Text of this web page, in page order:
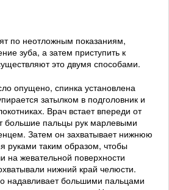
по неотложным показаниям,
зуба, а затем приступить к
это двумя способами.
опущено, спинка установлена
затылком в подголовник и
Врач встает впереди от
большие пальцы рук марлевыми
Затем он захватывает нижнюю
руками таким образом, чтобы
жевательной поверхности
нижний край челюсти.
надавливает большими пальцами